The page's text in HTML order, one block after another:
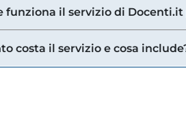
funziona il servizio di
costa il servizio e cosa